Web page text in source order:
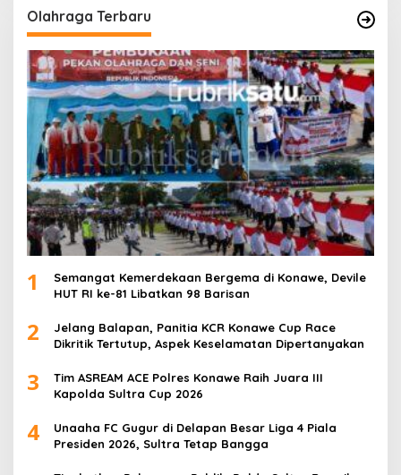
Olahraga Terbaru
1
Semangat Kemerdekaan Bergema di Konawe, Devile
HUT RI ke-81 Libatkan 98 Barisan
2
Jelang Balapan, Panitia KCR Konawe Cup Race
Dikritik Tertutup, Aspek Keselamatan Dipertanyakan
3
Tim ASREAM ACE Polres Konawe Raih Juara III
Kapolda Sultra Cup 2026
4
Unaaha FC Gugur di Delapan Besar Liga 4 Piala
Presiden 2026, Sultra Tetap Bangga